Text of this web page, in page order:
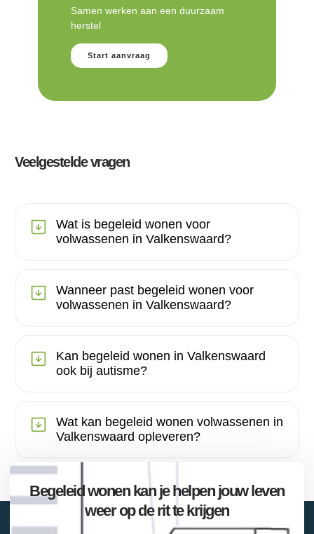
Samen werken aan een duurzaam
herstel
Start aanvraag
Veelgestelde vragen
Wat is begeleid wonen voor
volwassenen in Valkenswaard?
Wanneer past begeleid wonen voor
volwassenen in Valkenswaard?
Kan begeleid wonen in Valkenswaard
ook bij autisme?
Wat kan begeleid wonen volwassenen in
Valkenswaard opleveren?
Begeleid wonen kan je helpen jouw leven
weer op de rit te krijgen